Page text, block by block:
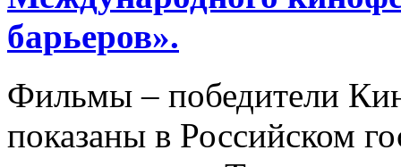
барьеров».
Фильмы – победители
показаны в Российском